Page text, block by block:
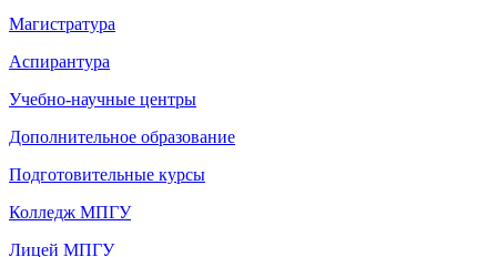
Магистратура
Аспирантура
Учебно-научные центры
Дополнительное образование
Подготовительные курсы
Колледж МПГУ
Лицей МПГУ